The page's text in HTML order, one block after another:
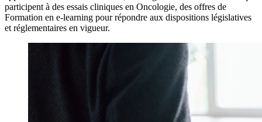
participent à des essais cliniques en Oncologie, des offres de
Formation en e-learning pour répondre aux dispositions législatives
et réglementaires en vigueur.